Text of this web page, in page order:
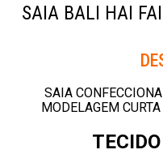
SAIA BALI HAI
SAIA
MODELAGEM